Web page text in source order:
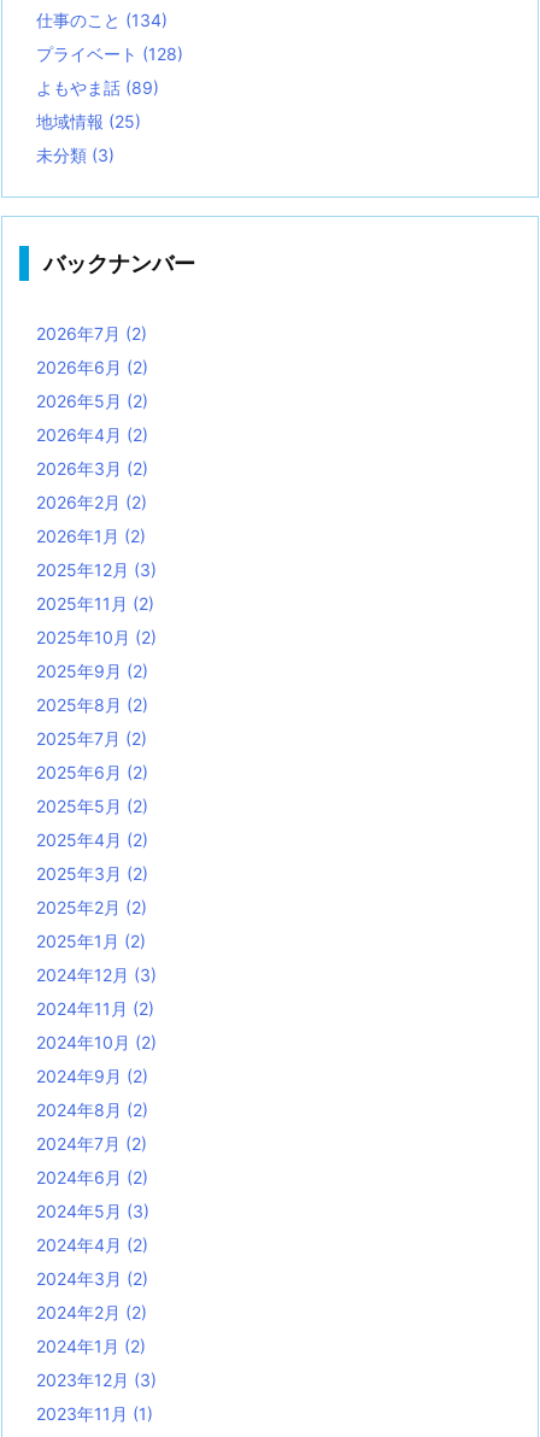
仕事のこと (134)
プライベート (128)
よもやま話 (89)
地域情報 (25)
未分類 (3)
バックナンバー
2026年7月 (2)
2026年6月 (2)
2026年5月 (2)
2026年4月 (2)
2026年3月 (2)
2026年2月 (2)
2026年1月 (2)
2025年12月 (3)
2025年11月 (2)
2025年10月 (2)
2025年9月 (2)
2025年8月 (2)
2025年7月 (2)
2025年6月 (2)
2025年5月 (2)
2025年4月 (2)
2025年3月 (2)
2025年2月 (2)
2025年1月 (2)
2024年12月 (3)
2024年11月 (2)
2024年10月 (2)
2024年9月 (2)
2024年8月 (2)
2024年7月 (2)
2024年6月 (2)
2024年5月 (3)
2024年4月 (2)
2024年3月 (2)
2024年2月 (2)
2024年1月 (2)
2023年12月 (3)
2023年11月 (1)